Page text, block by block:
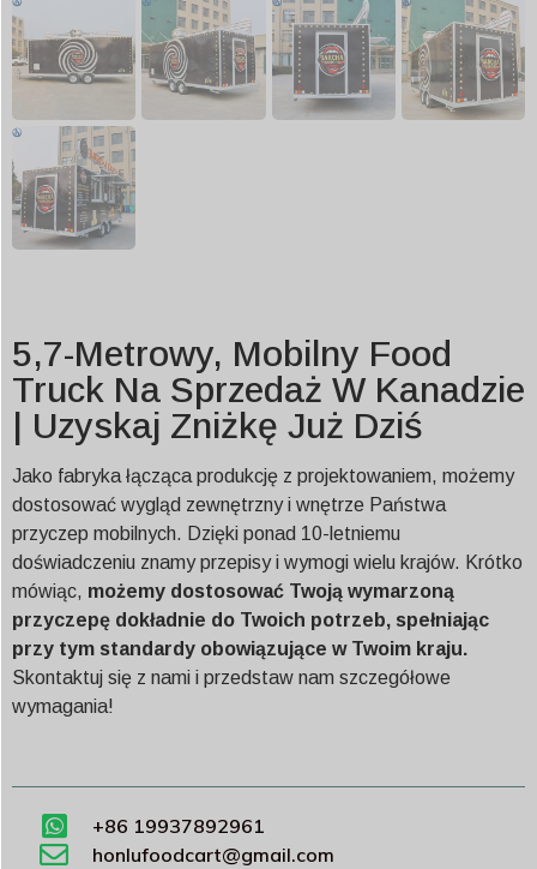
5,7-Metrowy, Mobilny Food
Truck Na Sprzedaż W Kanadzie
| Uzyskaj Zniżkę Już Dziś
Jako fabryka łącząca produkcję z projektowaniem, możemy
dostosować wygląd zewnętrzny i wnętrze Państwa
przyczep mobilnych. Dzięki ponad 10-letniemu
doświadczeniu znamy przepisy i wymogi wielu krajów. Krótko
mówiąc, możemy dostosować Twoją wymarzoną
przyczepę dokładnie do Twoich potrzeb, spełniając
przy tym standardy obowiązujące w Twoim kraju.
Skontaktuj się z nami i przedstaw nam szczegółowe
wymagania!
+86 19937892961
honlufoodcart@gmail.com